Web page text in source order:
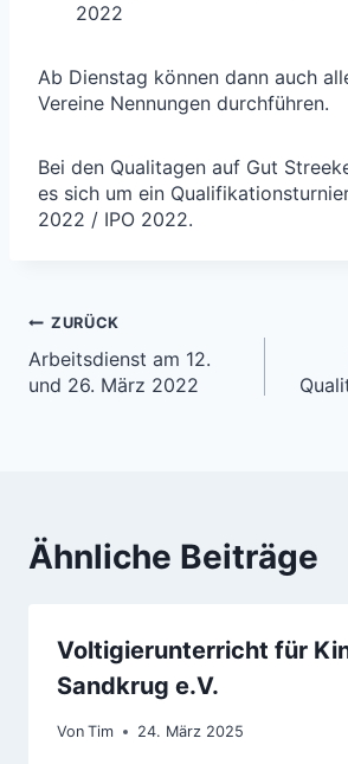
2022
Ab Dienstag können dann auch
Vereine Nennungen durchführen.
Bei den Qualitagen auf Gut
es sich um ein
2022 / IPO 2022.
Beitragsnavigation
ZURÜCK
Arbeitsdienst am 12.
und 26. März 2022
Ähnliche Beiträge
Voltigierunterricht für
Sandkrug e.V.
Von Tim 24. März 2025